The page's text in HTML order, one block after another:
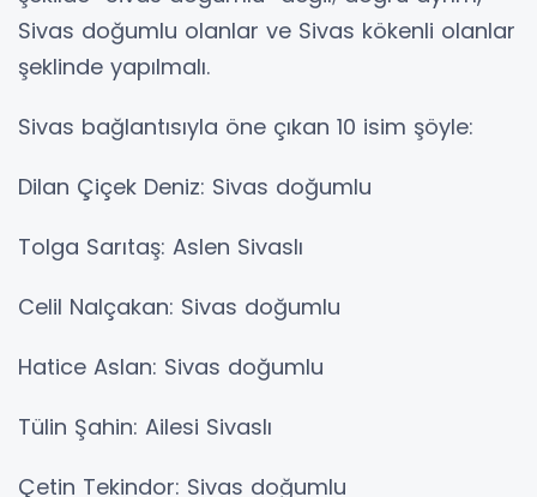
Sivas doğumlu olanlar ve Sivas kökenli olanlar
şeklinde yapılmalı.
Sivas bağlantısıyla öne çıkan 10 isim şöyle:
Dilan Çiçek Deniz: Sivas doğumlu
Tolga Sarıtaş: Aslen Sivaslı
Celil Nalçakan: Sivas doğumlu
Hatice Aslan: Sivas doğumlu
Tülin Şahin: Ailesi Sivaslı
Çetin Tekindor: Sivas doğumlu